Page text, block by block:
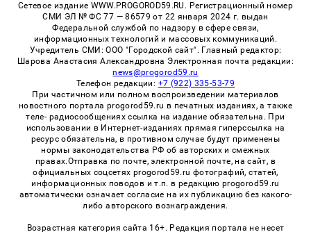
Сетевое издание WWW.PROGOROD59.RU. Регистрационный номер
СМИ ЭЛ № ФС 77 — 86579 от 22 января 2024 г. выдан
Федеральной службой по надзору в сфере связи,
информационных технологий и массовых коммуникаций.
Учредитель СМИ: ООО "Городской сайт". Главный редактор:
Шарова Анастасия Александровна Электронная почта редакции:
news@progorod59.ru
Телефон редакции: +7 (922) 335-53-79
При частичном или полном воспроизведении материалов
новостного портала progorod59.ru в печатных изданиях, а также
теле- радиосообщениях ссылка на издание обязательна. При
использовании в Интернет-изданиях прямая гиперссылка на
ресурс обязательна, в противном случае будут применены
нормы законодательства РФ об авторских и смежных
правах.Отправка по почте, электронной почте, на сайт, в
официальных соцсетях progorod59.ru фотографий, статей,
информационных поводов и т.п. в редакцию progorod59.ru
автоматически означает согласие на их публикацию без какого-
либо авторского вознаграждения.
Возрастная категория сайта 16+. Редакция портала не несет